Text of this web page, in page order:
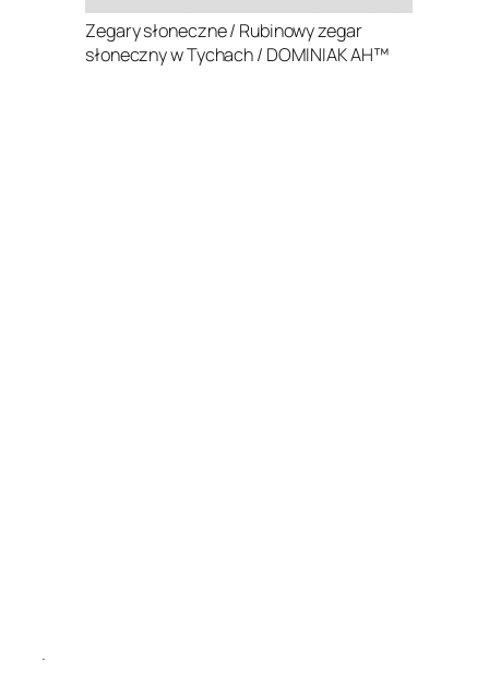
Zegary słoneczne / Rubinowy zegar
słoneczny w Tychach / DOMINIAK AH™
.